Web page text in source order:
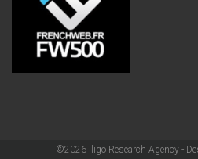
©2026 iligo Research Agency -